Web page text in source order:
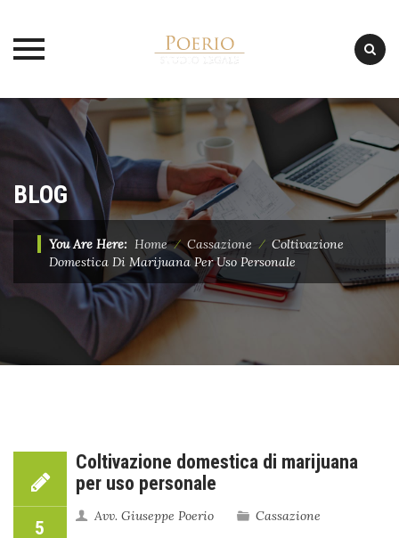
Skip
content
BLOG
You Are Here: Home⁄Cassazione ⁄ Coltivazione
Domestica Di Marijuana Per Uso Personale
5
Coltivazione domestica di marijuana
per uso personale
Avv. Giuseppe Poerio Cassazione